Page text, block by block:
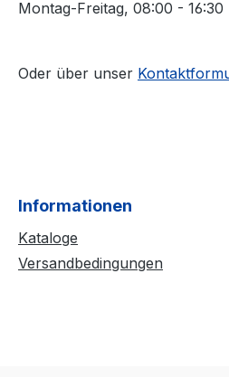
Montag-Freitag, 08:00 -
Oder über unser
Informationen
Kataloge
Versandbedingungen